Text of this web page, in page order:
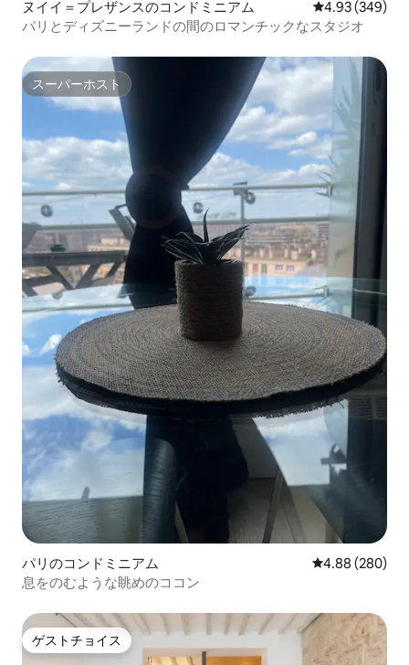
ヌイイ＝プレザンスのコンドミニアム レビュー349
4.93 (349)
パリとディズニーランドの間のロマンチックなスタジオ
スーパーホスト
スーパーホスト
パリのコンドミニアム レビュー280
4.88 (280)
息をのむような眺めのココン
ゲストチョイス
ゲストチョイス